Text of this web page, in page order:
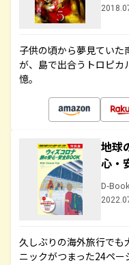
子供の頃から夢見てい
が、島で出合うトロピ
憶。
地球
心・
D-
久しぶりの海外旅行でも
ニックがつまった24ペー